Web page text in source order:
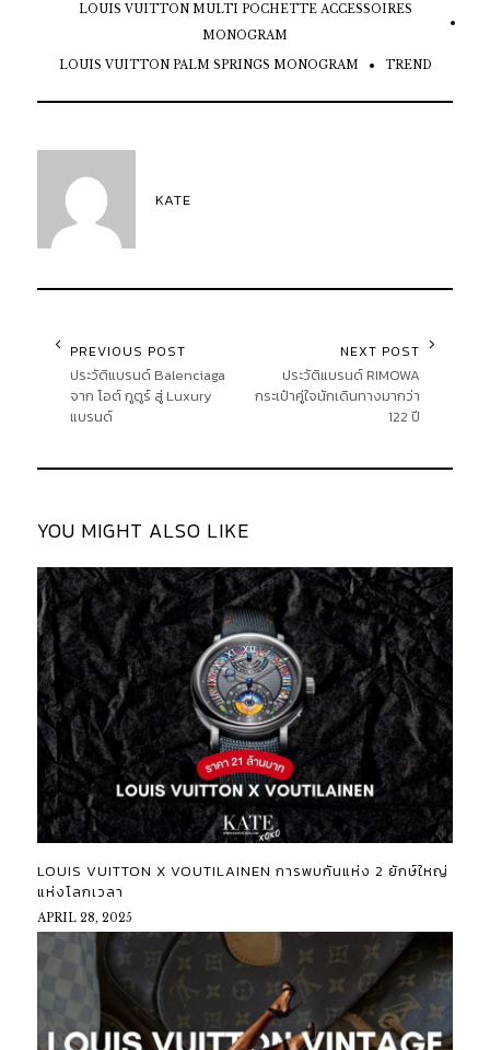
LOUIS VUITTON MULTI POCHETTE ACCESSOIRES
MONOGRAM
LOUIS VUITTON PALM SPRINGS MONOGRAM TREND
KATE
PREVIOUS POST
ประวัติแบรนด์ Balenciaga
จาก โอต์ กูตูร์ สู่ Luxury
แบรนด์
NEXT POST
ประวัติแบรนด์ RIMOWA
กระเป๋าคู่ใจนักเดินทางมากว่า
122 ปี
YOU MIGHT ALSO LIKE
LOUIS VUITTON X VOUTILAINEN การพบกันแห่ง 2 ยักษ์ใหญ่
แห่งโลกเวลา
APRIL 28, 2025